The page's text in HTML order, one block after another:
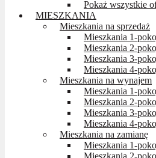
Pokaż wszystkie
MIESZKANIA
Mieszkania na sprzedaż
Mieszkania 1-
Mieszkania 2-
Mieszkania 3-
Mieszkania 4-
Mieszkania na wynajem
Mieszkania 1-
Mieszkania 2-
Mieszkania 3-
Mieszkania 4-
Mieszkania na zamianę
Mieszkania 1-
Mieszkania 2-